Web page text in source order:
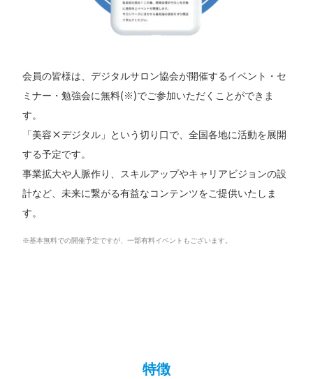
会員の皆様は、デジタルサロン協会が開催するイベント・セ
ミナー・勉強会に無料(※)でご参加いただくことができま
す。
「美容×デジタル」という切り口で、全国各地に活動を展開
する予定です。
事業拡大や人脈作り、スキルアップやキャリアビジョンの設
計など、未来に繋がる有益なコンテンツをご提供いたしま
す。
※基本無料での開催予定ですが、一部有料イベントもございます。
特徴